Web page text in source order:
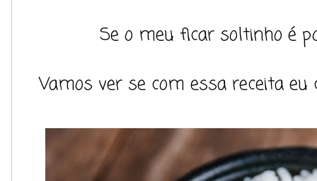
Se o meu ficar soltinho é
Vamos ver se com essa receita eu